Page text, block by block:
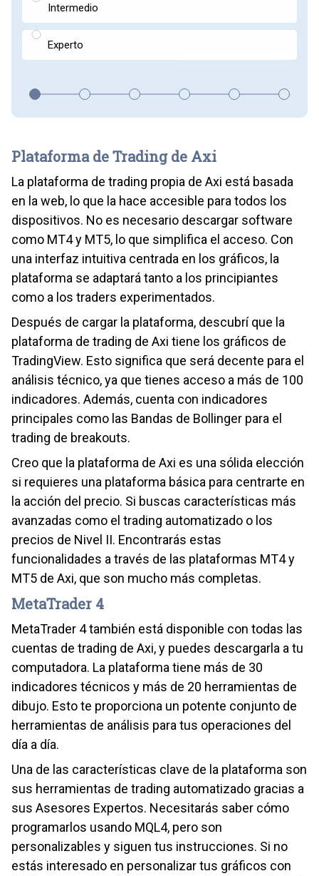
Intermedio
Experto
Plataforma de Trading de Axi
La plataforma de trading propia de Axi está basada
en la web, lo que la hace accesible para todos los
dispositivos. No es necesario descargar software
como MT4 y MT5, lo que simplifica el acceso. Con
una interfaz intuitiva centrada en los gráficos, la
plataforma se adaptará tanto a los principiantes
como a los traders experimentados.
Después de cargar la plataforma, descubrí que la
plataforma de trading de Axi tiene los gráficos de
TradingView. Esto significa que será decente para el
análisis técnico, ya que tienes acceso a más de 100
indicadores. Además, cuenta con indicadores
principales como las Bandas de Bollinger para el
trading de breakouts.
Creo que la plataforma de Axi es una sólida elección
si requieres una plataforma básica para centrarte en
la acción del precio. Si buscas características más
avanzadas como el trading automatizado o los
precios de Nivel II. Encontrarás estas
funcionalidades a través de las plataformas MT4 y
MT5 de Axi, que son mucho más completas.
MetaTrader 4
MetaTrader 4 también está disponible con todas las
cuentas de trading de Axi, y puedes descargarla a tu
computadora. La plataforma tiene más de 30
indicadores técnicos y más de 20 herramientas de
dibujo. Esto te proporciona un potente conjunto de
herramientas de análisis para tus operaciones del
día a día.
Una de las características clave de la plataforma son
sus herramientas de trading automatizado gracias a
sus Asesores Expertos. Necesitarás saber cómo
programarlos usando MQL4, pero son
personalizables y siguen tus instrucciones. Si no
estás interesado en personalizar tus gráficos con